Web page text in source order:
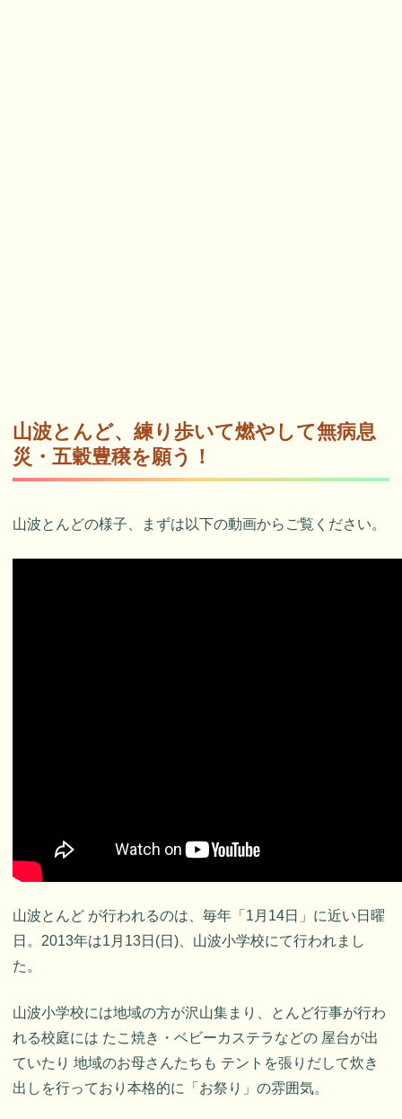
山波とんど、練り歩いて燃やして無病息
災・五穀豊穣を願う！
山波とんどの様子、まずは以下の動画からご覧ください。
山波とんど が行われるのは、毎年「1月14日」に近い日曜
日。2013年は1月13日(日)、山波小学校にて行われまし
た。
山波小学校には地域の方が沢山集まり、とんど行事が行わ
れる校庭には たこ焼き・ベビーカステラなどの 屋台が出
ていたり 地域のお母さんたちも テントを張りだして炊き
出しを行っており本格的に「お祭り」の雰囲気。